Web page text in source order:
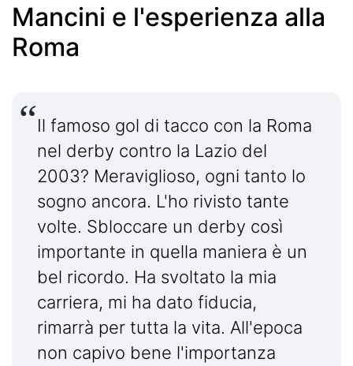
Mancini e l'esperienza alla
Roma
Il famoso gol di tacco con la Roma
nel derby contro la Lazio del
2003? Meraviglioso, ogni tanto lo
sogno ancora. L'ho rivisto tante
volte. Sbloccare un derby così
importante in quella maniera è un
bel ricordo. Ha svoltato la mia
carriera, mi ha dato fiducia,
rimarrà per tutta la vita. All'epoca
non capivo bene l'importanza